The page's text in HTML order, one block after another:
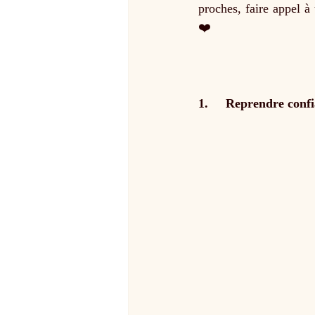
proches, faire appel
❤️
1.     Reprendre